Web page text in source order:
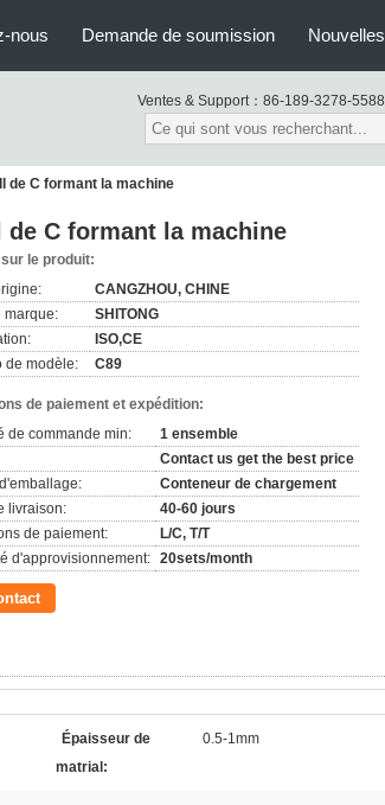
nous Demande de soumission Nouvelles
Ventes & Support： 86-189-3278-5588
de C formant la machine
C formant la machine
le produit:
CANGZHOU, CHINE
marque:
SHITONG
ISO,CE
de modèle:
C89
de paiement et expédition:
de commande min:
1 ensemble
Contact us get the best price
Conteneur de chargement
livraison:
40-60 jours
de paiement:
L/C, T/T
d'approvisionnement: 20sets/month
Épaisseur de
matrial:
0.5-1mm